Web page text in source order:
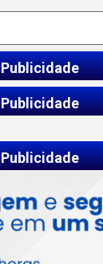
Publicidade
Publicidade
Publicidade